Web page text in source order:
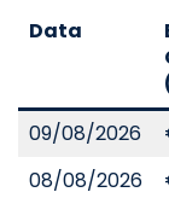
Data
09/08/2026
08/08/2026